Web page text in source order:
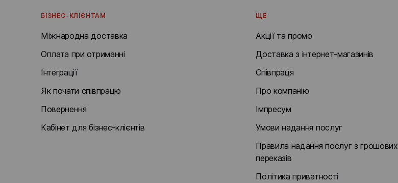
БІЗНЕС-КЛІЄНТАМ
Міжнародна доставка
Оплата при отриманні
Інтеграції
Як почати співпрацю
Повернення
Кабінет для бізнес-клієнтів
ЩЕ
Акції та промо
Доставка з інтернет-магазинів
Співпраця
Про компанію
Імпресум
Умови надання послуг
Правила надання послуг з грошових
переказів
Політика приватності